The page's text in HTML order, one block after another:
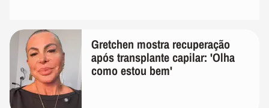
Gretchen mostra recuperação
após transplante capilar: 'Olha
como estou bem'